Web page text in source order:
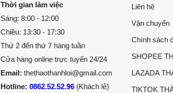
Thời gian làm việc
Sáng: 8:00 - 12:00
Chiều: 13:30 - 17:30
Thứ 2 đến thứ 7 hàng tuần
Cửa hàng online trực tuyến 24/24
Email: thethaothanhloi@gmail.com
Hotline: 0862.52.52.96 (Khách lẻ)
Liên hệ
Vận chuyển
Chính sách
SHOPEE
LAZADA
TIKTOK